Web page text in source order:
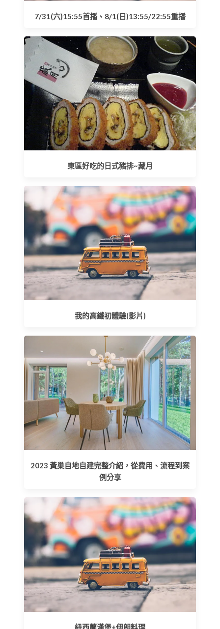
7/31(六)15:55首播、8/1(日)13:55/22:55重播
東區好吃的日式豬排~藏月
我的高鐵初體驗(影片)
2023 黃巢自地自建完整介紹，從費用、流程到案
例分享
紐西蘭漢堡+伊朗料理